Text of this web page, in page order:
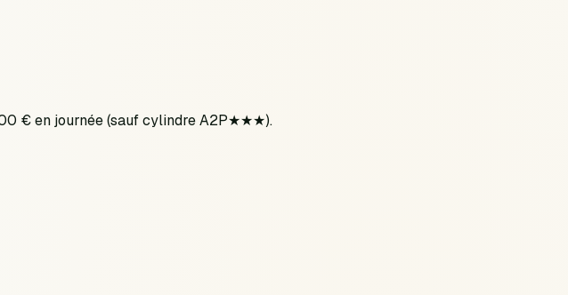
€ en journée (sauf cylindre A2P★★★).